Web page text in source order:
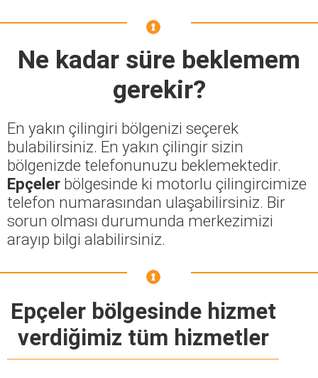
Ne kadar süre beklemem
gerekir?
En yakın çilingiri bölgenizi seçerek
bulabilirsiniz. En yakın çilingir sizin
bölgenizde telefonunuzu beklemektedir.
Epçeler bölgesinde ki motorlu çilingircimize
telefon numarasından ulaşabilirsiniz. Bir
sorun olması durumunda merkezimizi
arayıp bilgi alabilirsiniz.
Epçeler bölgesinde hizmet
verdiğimiz tüm hizmetler